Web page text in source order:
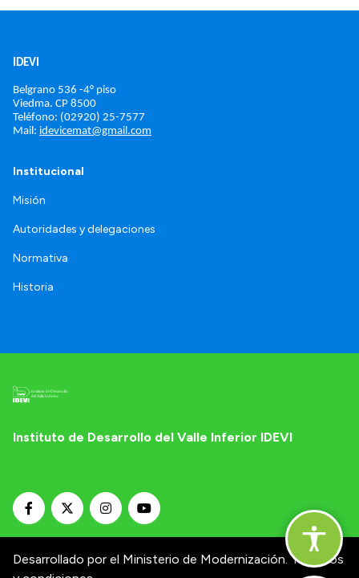
IDEVI
Belgrano 536 -4° piso
Viedma. CP 8500
Teléfono: (02920) 25-7577
Mail: idevicemat@gmail.com
Institucional
Misión
Autoridades y delegaciones
Normativa
Historia
Instituto de Desarrollo del Valle Inferior IDEVI
Desarrollado por el Ministerio de Modernización. Términos